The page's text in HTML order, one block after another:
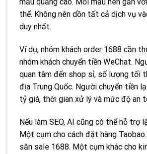
mẫu quảng cáo. Mỗi mẫu nên gắn
thể. Không nên dồn tất cả dịch vụ
duy nhất.
Ví dụ, nhóm khách order 1688 cần
nhóm khách chuyển tiền WeChat.
quan tâm đến shop sỉ, số lượng tối
địa Trung Quốc. Người chuyển tiền
tỷ giá, thời gian xử lý và mức độ an
Nếu làm SEO, AI cũng có thể hỗ trợ
Một cụm cho cách đặt hàng
săn sale 1688. Một cụm khác cho